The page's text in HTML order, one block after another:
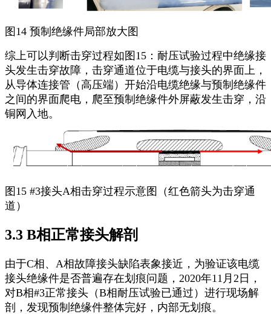
图14 预制绝缘件局部放大图
综上可以判断击穿过程如图15：耐压试验过程中绝缘接
头发生击穿故障，击穿通道位于电缆与接头的界面上，
从导体连接管（高压端）开始沿电缆绝缘与预制绝缘件
之间的界面爬电，爬至预制绝缘件外屏蔽发生击穿，沿
铜网入地。
图15 #3接头A相击穿过程示意图（红色箭头为击穿通
道）
3.3 B相正常接头解剖
由于C相、A相故障接头缺陷表象接近，为验证该电缆
接头绝缘件是否普遍存在划痕问题，2020年11月2日，
对B相#3正常接头（B相耐压试验已通过）进行现场解
剖，发现预制绝缘件整体完好，内部无划痕。